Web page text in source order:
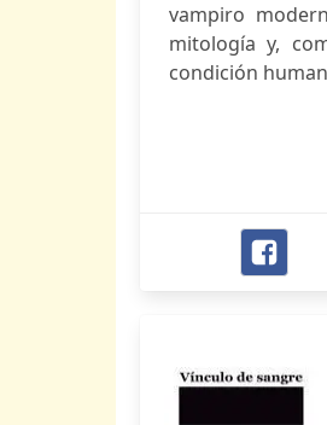
vampiro
mitología y,
condición